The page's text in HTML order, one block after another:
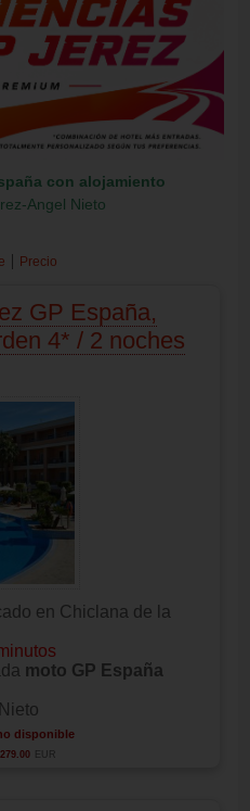
con alojamiento
Angel Nieto
Precio
GP España,
4* / 2 noches
en Chiclana de la
moto GP España
disponible
279.00 EUR